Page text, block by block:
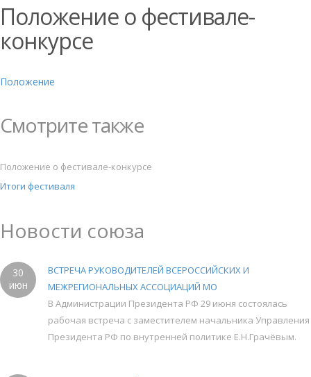
Положение о фестивале-
конкурсе
Положение
Смотрите также
Положение о фестивале-конкурсе
Итоги фестиваля
Новости союза
30
июн
ВСТРЕЧА РУКОВОДИТЕЛЕЙ ВСЕРОССИЙСКИХ И
МЕЖРЕГИОНАЛЬНЫХ АССОЦИАЦИЙ МО
В Администрации Президента РФ 29 июня состоялась
рабочая встреча с заместителем начальника Управления
Президента РФ по внутренней политике Е.Н.Грачёвым.